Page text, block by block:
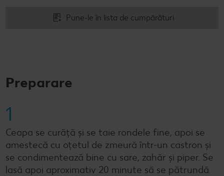
Pune-le în lista de cumpărături
Preparare
1
Ceapa se curăță și se taie rondele fine, apoi se
amestecă cu oțetul de zmeură într-un castron și
se condimentează bine cu sare, zahăr și piper. Se
lasă apoi aproximativ 20 minute să se pătrundă.